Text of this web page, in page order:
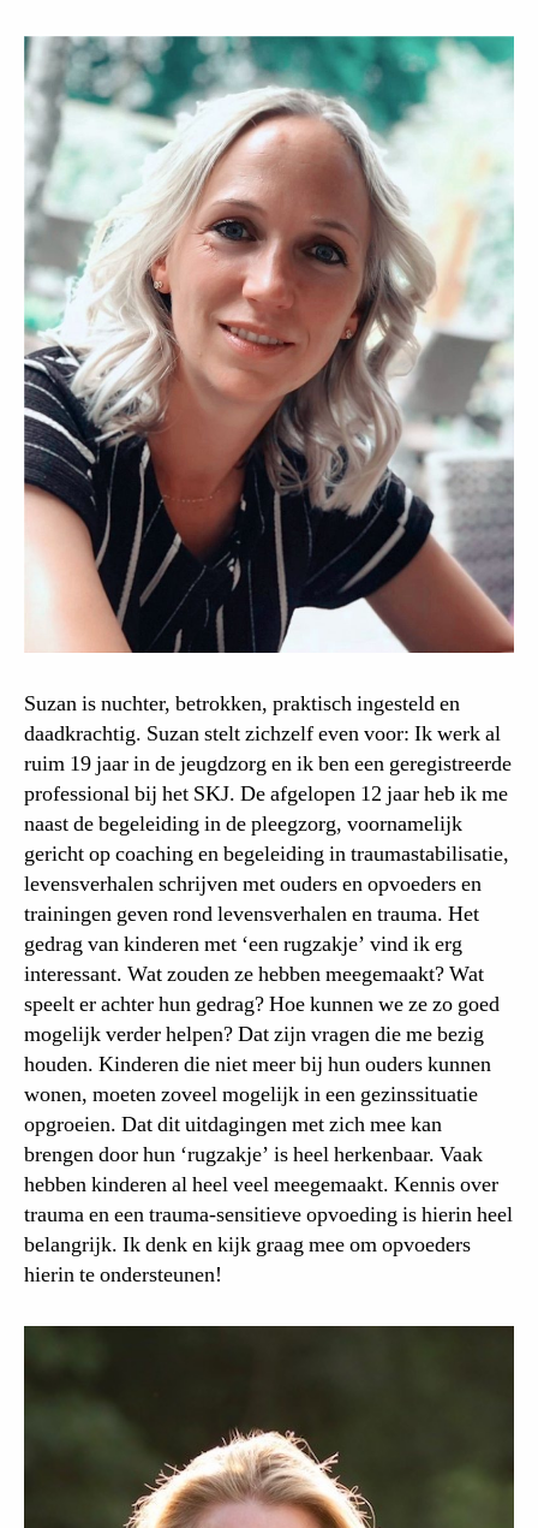
Suzan is nuchter, betrokken, praktisch ingesteld en
daadkrachtig. Suzan stelt zichzelf even voor: Ik werk al
ruim 19 jaar in de jeugdzorg en ik ben een geregistreerde
professional bij het SKJ. De afgelopen 12 jaar heb ik me
naast de begeleiding in de pleegzorg, voornamelijk
gericht op coaching en begeleiding in traumastabilisatie,
levensverhalen schrijven met ouders en opvoeders en
trainingen geven rond levensverhalen en trauma. Het
gedrag van kinderen met ‘een rugzakje’ vind ik erg
interessant. Wat zouden ze hebben meegemaakt? Wat
speelt er achter hun gedrag? Hoe kunnen we ze zo goed
mogelijk verder helpen? Dat zijn vragen die me bezig
houden. Kinderen die niet meer bij hun ouders kunnen
wonen, moeten zoveel mogelijk in een gezinssituatie
opgroeien. Dat dit uitdagingen met zich mee kan
brengen door hun ‘rugzakje’ is heel herkenbaar. Vaak
hebben kinderen al heel veel meegemaakt. Kennis over
trauma en een trauma-sensitieve opvoeding is hierin heel
belangrijk. Ik denk en kijk graag mee om opvoeders
hierin te ondersteunen!